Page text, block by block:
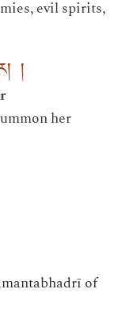
evil spirits,
།
her
of